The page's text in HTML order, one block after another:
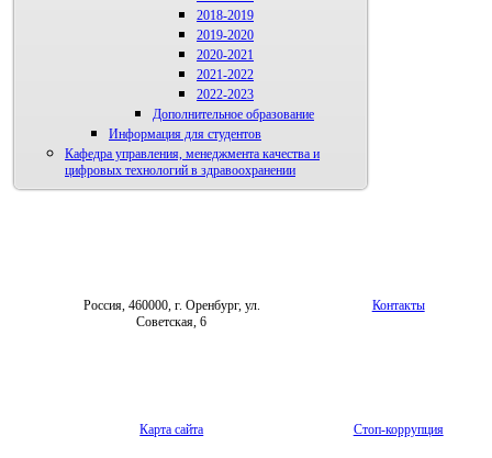
2018-2019
2019-2020
2020-2021
2021-2022
2022-2023
Дополнительное образование
Информация для студентов
Кафедра управления, менеджмента качества и
цифровых технологий в здравоохранении
Россия, 460000, г. Оренбург, ул.
Советская, 6
Контакты
Карта сайта Стоп-коррупция